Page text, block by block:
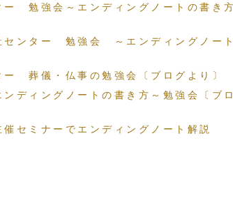
ー 勉強会～エンディングノートの書き
センター 勉強会 ～エンディングノー
ー 葬儀・仏事の勉強会〔ブログより〕
ディングノートの書き方～勉強会〔ブ
セミナーでエンディングノート解説